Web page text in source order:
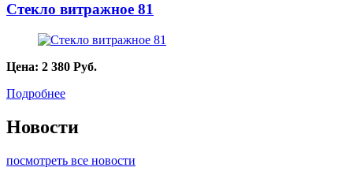
Стекло витражное 81
Цена: 2 380 Руб.
Подробнее
Новости
посмотреть все новости